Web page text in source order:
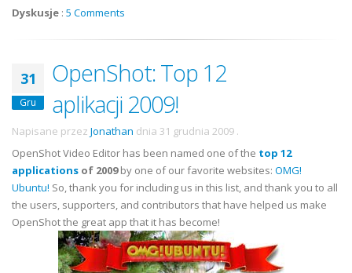
Dyskusje : 5 Comments
31
Gru
OpenShot: Top 12
aplikacji 2009!
Napisane przez Jonathan dnia 31 grudnia 2009 .
OpenShot Video Editor has been named one of the top 12
applications of 2009by one of our favorite websites: OMG!
Ubuntu! So, thank you for including us in this list, and thank you to all
the users, supporters, and contributors that have helped us make
OpenShot the great app that it has become!